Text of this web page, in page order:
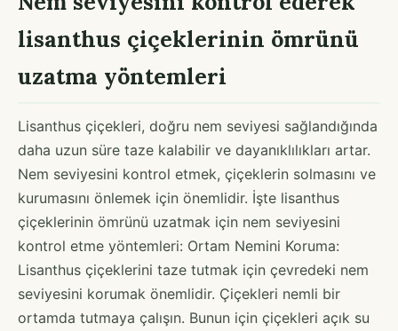
lisanthus çiçeklerinin ömrünü
uzatma yöntemleri
Lisanthus çiçekleri, doğru nem seviyesi sağlandığında
daha uzun süre taze kalabilir ve dayanıklılıkları artar.
Nem seviyesini kontrol etmek, çiçeklerin solmasını ve
kurumasını önlemek için önemlidir. İşte lisanthus
çiçeklerinin ömrünü uzatmak için nem seviyesini
kontrol etme yöntemleri: Ortam Nemini Koruma:
Lisanthus çiçeklerini taze tutmak için çevredeki nem
seviyesini korumak önemlidir. Çiçekleri nemli bir
ortamda tutmaya çalışın. Bunun için çiçekleri açık su